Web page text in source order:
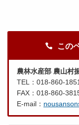
この
農林水産部 農山村
TEL：018-860-1851
FAX：018-860-
E-mail：